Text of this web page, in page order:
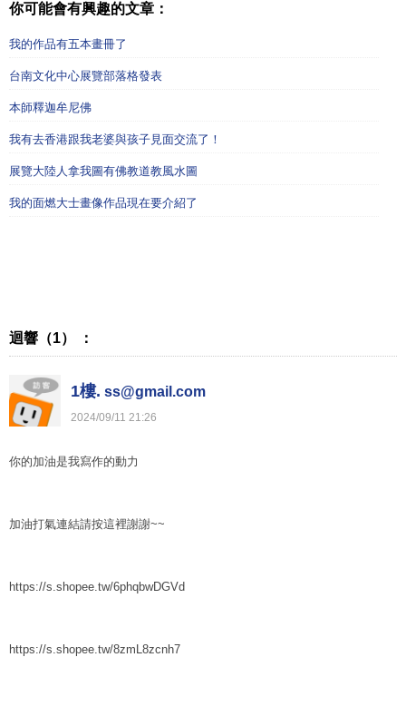
你可能會有興趣的文章：
我的作品有五本畫冊了
台南文化中心展覽部落格發表
本師釋迦牟尼佛
我有去香港跟我老婆與孩子見面交流了！
展覽大陸人拿我圖有佛教道教風水圖
我的面燃大士畫像作品現在要介紹了
迴響（1） ：
1樓. ss@gmail.com
2024/09/11 21:26
你的加油是我寫作的動力
加油打氣連結請按這裡謝謝~~
https://s.shopee.tw/6phqbwDGVd
https://s.shopee.tw/8zmL8zcnh7